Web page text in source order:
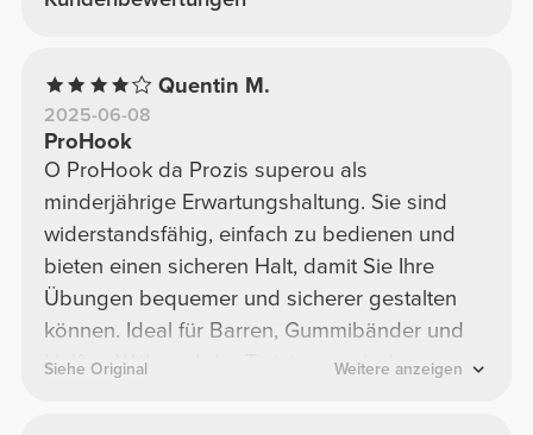
Quentin M.
2025-06-08
ProHook
O ProHook da Prozis superou als
minderjährige Erwartungshaltung. Sie sind
widerstandsfähig, einfach zu bedienen und
bieten einen sicheren Halt, damit Sie Ihre
Übungen bequemer und sicherer gestalten
können. Ideal für Barren, Gummibänder und
Halfter. Während der Trainingsperiode
Siehe Original Weitere anzeigen